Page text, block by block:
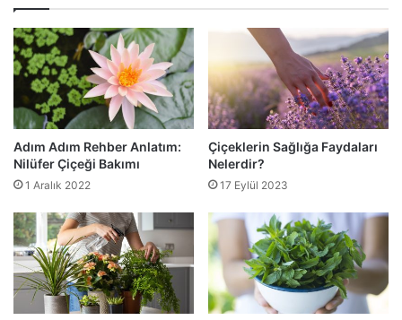
Adım Adım Rehber Anlatım:
Nilüfer Çiçeği Bakımı
1 Aralık 2022
Çiçeklerin Sağlığa Faydaları
Nelerdir?
17 Eylül 2023